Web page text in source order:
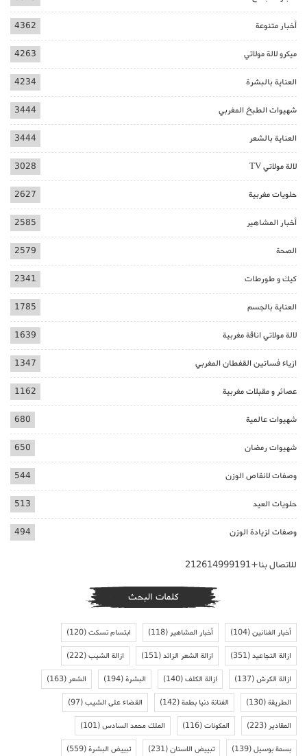
أخبار متنوعة 4362
ميكرو لالة مولاتي 4263
العناية بالبشرة 4234
شهيوات الطبخ المغربي 3444
العناية بالشعر 3444
لالة مولاتي TV 3028
حلويات مغربية 2627
أخبار المشاهير 2585
الصحة 2579
كيك و طورطات 2341
العناية بالجسم 1785
لالة مولاتي اناقة مغربية 1639
ازياء فساتين القفطان المغربي 1347
عصائر و مقبلات مغربية 1162
شهيوات عالمية 680
شهيوات رمضان 650
وصفات لانقاص الوزن 544
حلويات العيد 513
وصفات لزيادة الوزن 494
للاتصال بنا+212614999191
كلمات البحث
أخبار الفنانين(104) أخبار المشاهير(118) ابتسام تسكت(120)
ازالة التجاعيد(351) ازالة الشعر الزائد(151) ازالة الشيب(222)
ازالة الكرش(137) ازالة الكلف(140) البشرة(194) الشعر(163)
الطريقة(130) الفنانة دنيا بطمة(142) القضاء على الشيب(97)
المقادير(223) المكونات(116) الملك محمد السادس(101)
بسمة بوسيل(139) تبييض الاسنان(231) تبييض البشرة(559)